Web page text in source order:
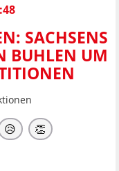
SACHSENS
BUHLEN UM
😥 👏